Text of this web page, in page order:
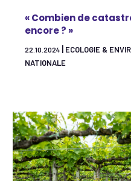
« Combien de
encore ? »
22.10.2024 ECOLOGIE &
NATIONALE